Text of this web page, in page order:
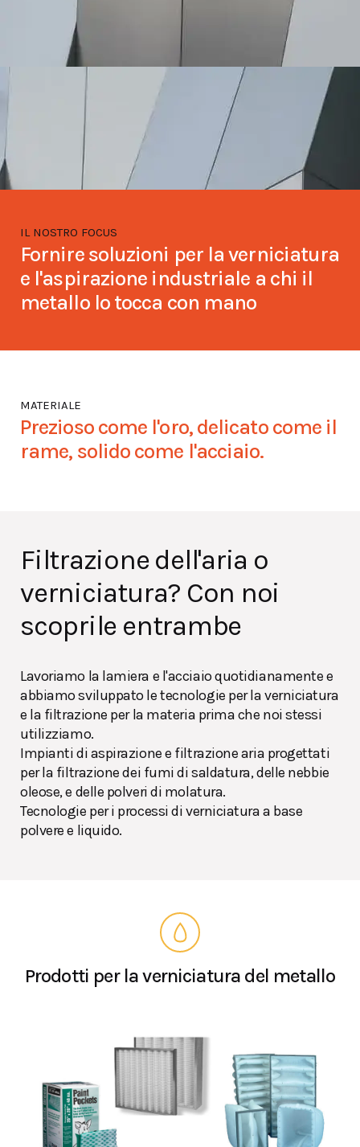
IL NOSTRO FOCUS
Fornire soluzioni per la verniciatura
e l'aspirazione industriale a chi il
metallo lo tocca con mano
MATERIALE
Prezioso come l'oro, delicato come il
rame, solido come l'acciaio.
Filtrazione dell'aria o
verniciatura? Con noi
scoprile entrambe
Lavoriamo la lamiera e l'acciaio quotidianamente e
abbiamo sviluppato le tecnologie per la verniciatura
e la filtrazione per la materia prima che noi stessi
utilizziamo.
Impianti di aspirazione e filtrazione aria progettati
per la filtrazione dei fumi di saldatura, delle nebbie
oleose, e delle polveri di molatura.
Tecnologie per i processi di verniciatura a base
polvere e liquido.
Prodotti per la verniciatura del metallo